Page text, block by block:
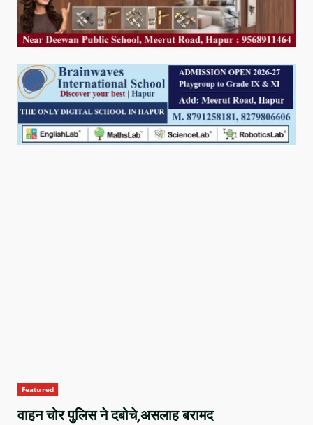
Featured
वाहन चोर पुलिस ने दबोचे,असलाह बरामद